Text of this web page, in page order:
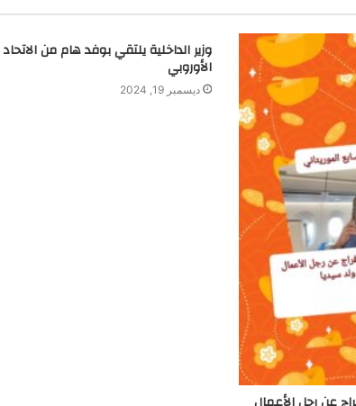
وزير الداخلية يلتقي بوفد هام من الاتحاد
الأوروبي
ديسمبر 19, 2024